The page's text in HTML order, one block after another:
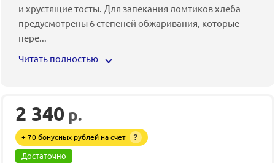
и хрустящие тосты. Для запекания ломтиков хлеба
предусмотрены 6 степеней обжаривания, которые
пере...
Читать полностью
2 340 р.
+ 70 бонусных рублей на счет ?
Достаточно